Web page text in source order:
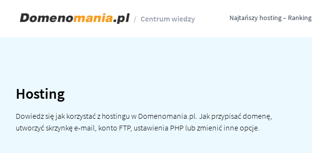
/ Centrum wiedzy Najtańszy hosting – Ranking
Hosting
Dowiedz się jak korzystać z hostingu w Domenomania.pl. Jak przypisać domenę,
utworzyć skrzynkę e-mail, konto FTP, ustawienia PHP lub zmienić inne opcje.